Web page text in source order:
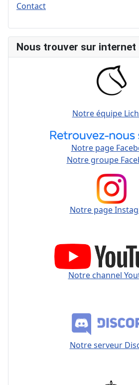
Contact
Nous trouver sur internet
Notre équipe
Notre page
Notre groupe
Notre page
Notre channel
Notre serveur